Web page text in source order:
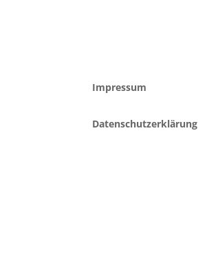
Impressum
Datenschutzerklärung